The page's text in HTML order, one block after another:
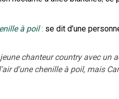
à poil : se dit d’une
chanteur country avec un
d'une chenille à poil, mais